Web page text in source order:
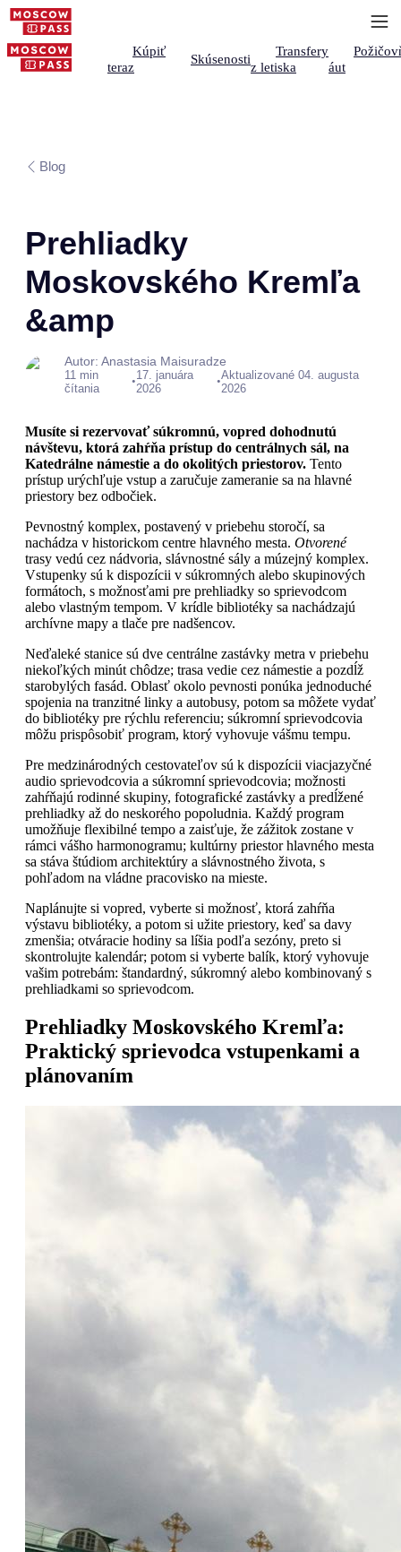
Kúpiť
teraz
Skúsenosti
Transfery
z letiska
áut
Blog
Prehliadky
Moskovského Kremľa
&amp
Autor: Anastasia Maisuradze
11 min
čítania
•17. januára
2026
•Aktualizované 04. augusta
2026
Musíte si rezervovať súkromnú, vopred dohodnutú
návštevu, ktorá zahŕňa prístup do centrálnych sál, na
Katedrálne námestie a do okolitých priestorov. Tento
prístup urýchľuje vstup a zaručuje zameranie sa na hlavné
priestory bez odbočiek.
Pevnostný komplex, postavený v priebehu storočí, sa
nachádza v historickom centre hlavného mesta. Otvorené
trasy vedú cez nádvoria, slávnostné sály a múzejný komplex.
Vstupenky sú k dispozícii v súkromných alebo skupinových
formátoch, s možnosťami pre prehliadky so sprievodcom
alebo vlastným tempom. V krídle bibliotéky sa nachádzajú
archívne mapy a tlače pre nadšencov.
Neďaleké stanice sú dve centrálne zastávky metra v priebehu
niekoľkých minút chôdze; trasa vedie cez námestie a pozdĺž
starobylých fasád. Oblasť okolo pevnosti ponúka jednoduché
spojenia na tranzitné linky a autobusy, potom sa môžete vydať
do bibliotéky pre rýchlu referenciu; súkromní sprievodcovia
môžu prispôsobiť program, ktorý vyhovuje vášmu tempu.
Pre medzinárodných cestovateľov sú k dispozícii viacjazyčné
audio sprievodcovia a súkromní sprievodcovia; možnosti
zahŕňajú rodinné skupiny, fotografické zastávky a predĺžené
prehliadky až do neskorého popoludnia. Každý program
umožňuje flexibilné tempo a zaisťuje, že zážitok zostane v
rámci vášho harmonogramu; kultúrny priestor hlavného mesta
sa stáva štúdiom architektúry a slávnostného života, s
pohľadom na vládne pracovisko na mieste.
Naplánujte si vopred, vyberte si možnosť, ktorá zahŕňa
výstavu bibliotéky, a potom si užite priestory, keď sa davy
zmenšia; otváracie hodiny sa líšia podľa sezóny, preto si
skontrolujte kalendár; potom si vyberte balík, ktorý vyhovuje
vašim potrebám: štandardný, súkromný alebo kombinovaný s
prehliadkami so sprievodcom.
Prehliadky Moskovského Kremľa:
Praktický sprievodca vstupenkami a
plánovaním